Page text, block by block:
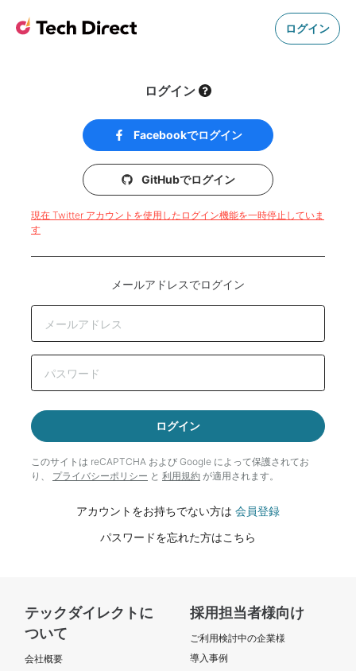
ログイン
ログイン
Facebookでログイン
GitHubでログイン
現在 Twitter アカウントを使用したログイン機能を一時停止していま
す
メールアドレスでログイン
ログイン
このサイトは reCAPTCHA および Google によって保護されてお
り、 プライバシーポリシー と 利用規約 が適用されます。
アカウントをお持ちでない方は 会員登録
パスワードを忘れた方はこちら
テックダイレクトに
ついて
会社概要
採用担当者様向け
ご利用検討中の企業様
導入事例